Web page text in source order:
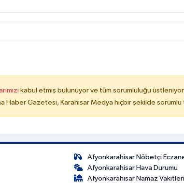
kabul etmiş bulunuyor ve tüm sorumluluğu
Haber Gazetesi, Karahisar Medya hiçbir şekilde sorumlu
Afyonkarahisar Nöbetçi
Afyonkarahisar Hava Durumu
Afyonkarahisar Namaz Vakitleri